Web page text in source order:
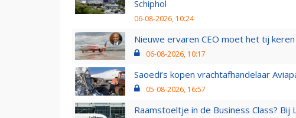
Schiphol
06-08-2026, 10:24
Nieuwe ervaren CEO moet het tij
06-08-2026, 10:17
Saoedi’s kopen vrachtafhandelaar
05-08-2026, 16:57
Raamstoeltje in de Business Class?